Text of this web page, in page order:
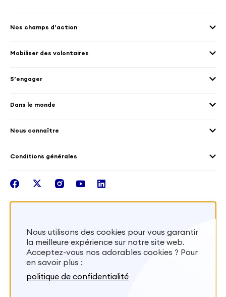
Nos champs d’action
Culture et patrimoine
Mobilités croisées
Santé
Mobiliser des volontaires
Accueillir des volontaires
S’engager
Les différents dispositifs de volontariat
Dans le monde
Nous connaître
Les missions de France Volontaires
Intégrer nos équipes
Conditions générales
facebook
twitterinstagram
youtubelinkedin
S'inscrire
Besoin d’aide? Visitez notre foire aux
Nous utilisons des cookies pour vous garantir
la meilleure expérience sur notre site web.
Acceptez-vous nos adorables cookies ? Pour
en savoir plus :
politique de confidentialité